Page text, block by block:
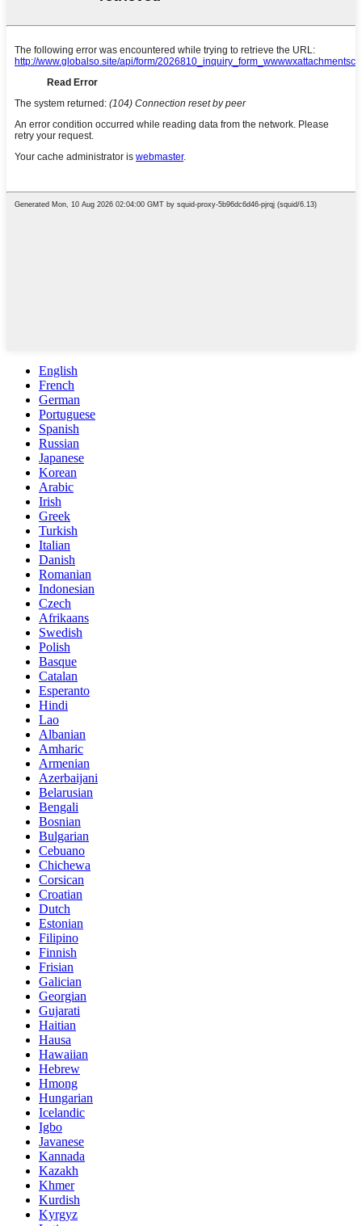
English
French
German
Portuguese
Spanish
Russian
Japanese
Korean
Arabic
Irish
Greek
Turkish
Italian
Danish
Romanian
Indonesian
Czech
Afrikaans
Swedish
Polish
Basque
Catalan
Esperanto
Hindi
Lao
Albanian
Amharic
Armenian
Azerbaijani
Belarusian
Bengali
Bosnian
Bulgarian
Cebuano
Chichewa
Corsican
Croatian
Dutch
Estonian
Filipino
Finnish
Frisian
Galician
Georgian
Gujarati
Haitian
Hausa
Hawaiian
Hebrew
Hmong
Hungarian
Icelandic
Igbo
Javanese
Kannada
Kazakh
Khmer
Kurdish
Kyrgyz